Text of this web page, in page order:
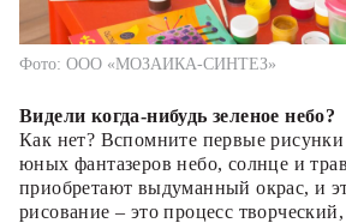
Фото: ООО «МОЗАИКА-СИНТЕЗ»
Видели когда-нибудь зеленое небо?
Как нет? Вспомните первые
юных фантазеров небо, солнце и
приобретают выдуманный окрас, и
рисование – это процесс